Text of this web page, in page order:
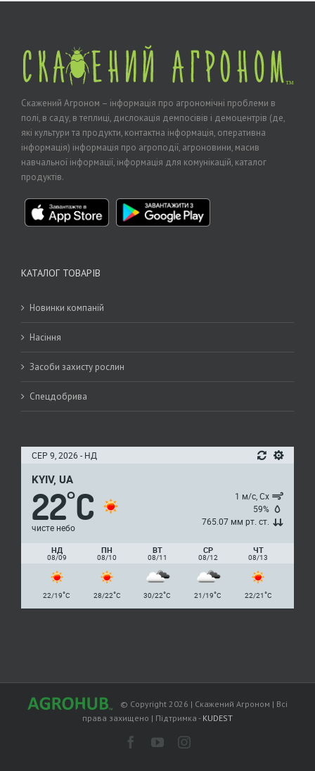
Скажений Агроном – інформація про агрономічні проблеми в
полі, в саду, в теплиці, дислокація демпосівів і демоцентрів (де,
які культури та продукти, контактна інформація, оперативна
інформація) інформація про агроподії, агроновини, масив
навчальної інформації, інформація для комунікацій, каталог
продуктів.
КАТАЛОГ ТОВАРІВ
Новинки компаній
Насіння
Засоби захисту рослин
Спецдобрива
СЕР 9, 2026 - НД
KYIV, UA
22°C
чисте небо
1 м/с, Сх
59%
765.07 мм рт. ст.
НД
08/09
ПН
08/10
ВТ
08/11
СР
08/12
ЧТ
08/13
22/19°C 28/22°C 30/22°C 21/19°C 22/21°C
© Copyright 2026 | Скажений Агроном | Всі
права захищено | Підтримка - KUDEST
facebook
youtubeinstagram